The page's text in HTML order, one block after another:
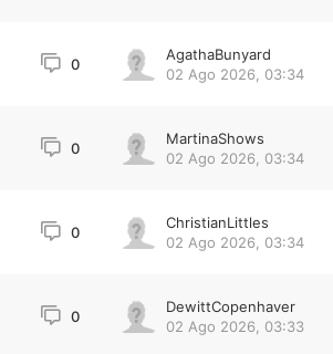
0
AgathaBunyard
02 Ago 2026, 03:34
0
MartinaShows
02 Ago 2026, 03:34
0
ChristianLittles
02 Ago 2026, 03:34
0
DewittCopenhaver
02 Ago 2026, 03:33